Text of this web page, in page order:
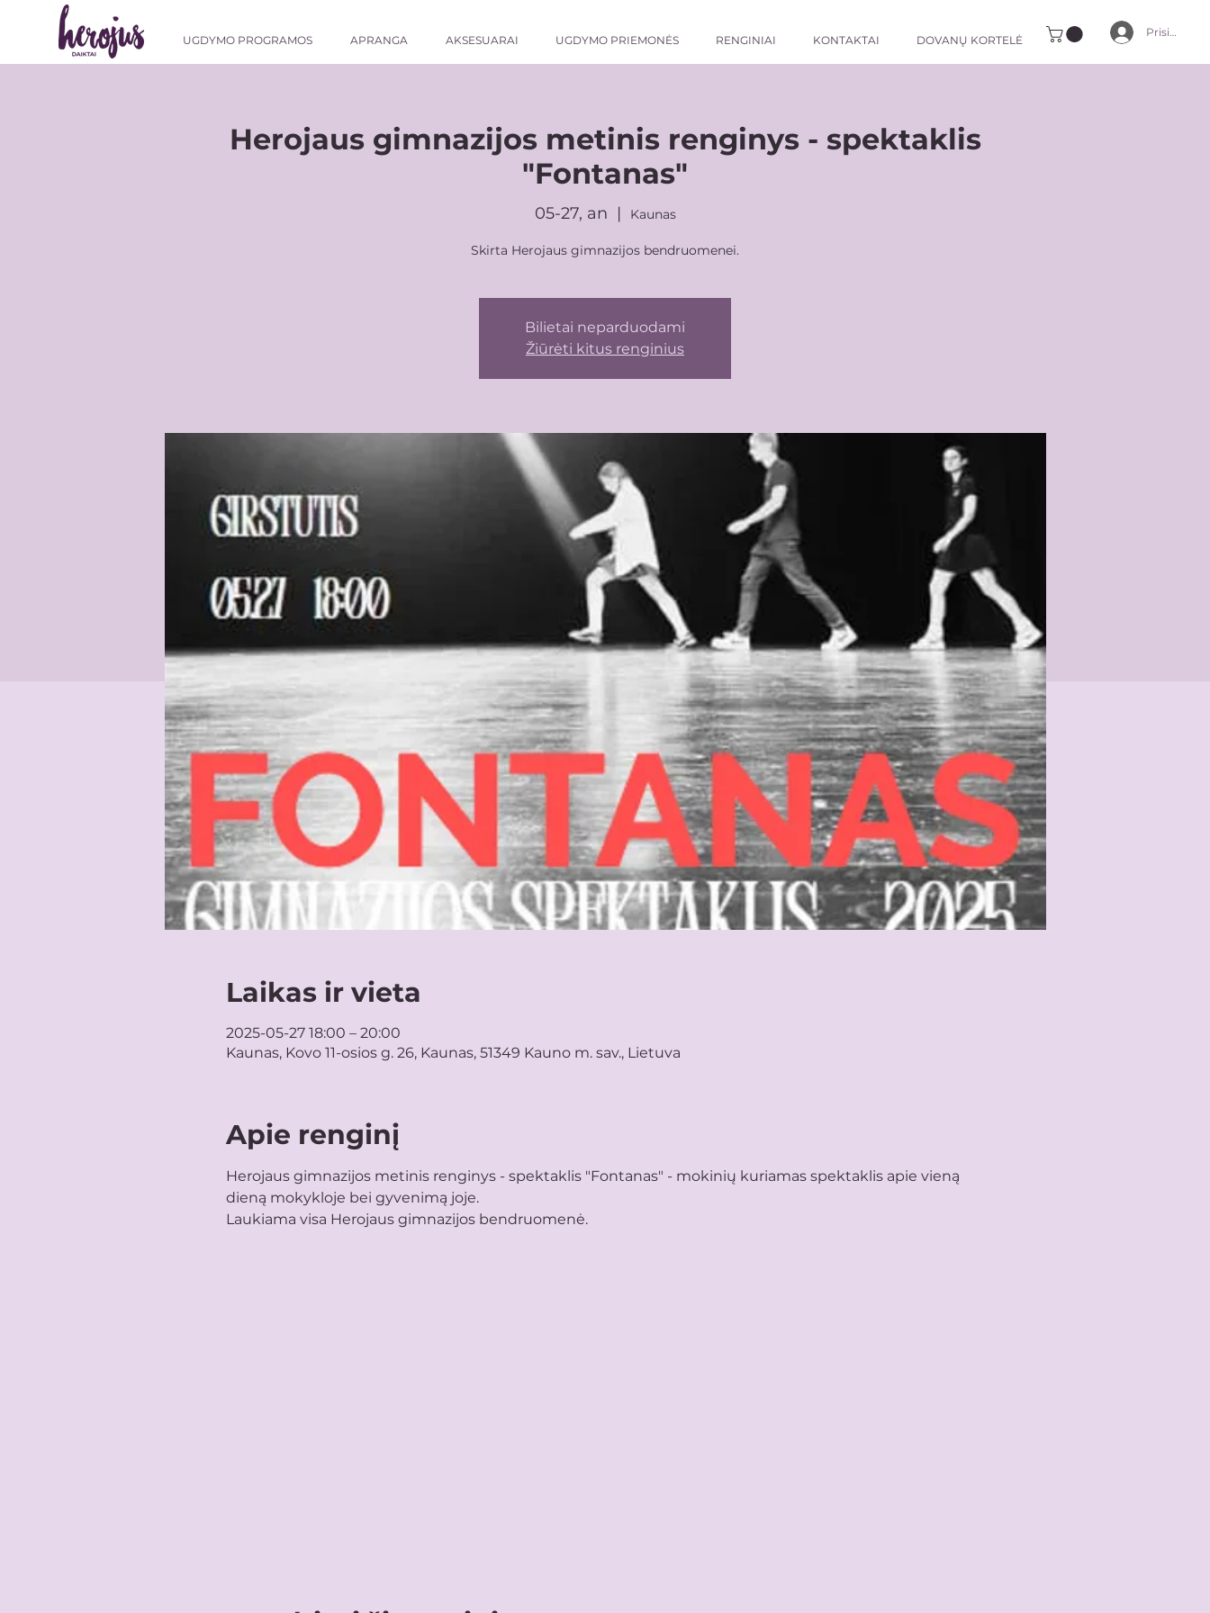
UGDYMO PROGRAMOS APRANGA AKSESUARAI UGDYMO PRIEMONĖS RENGINIAI KONTAKTAI DOVANŲ KORTELĖ
Prisijungti
Herojaus gimnazijos metinis renginys - spektaklis
"Fontanas"
05-27, an
  |
Kaunas
Skirta Herojaus gimnazijos bendruomenei.
Bilietai neparduodami
Žiūrėti kitus renginius
Laikas ir vieta
2025-05-27 18:00 – 20:00
Kaunas, Kovo 11-osios g. 26, Kaunas, 51349 Kauno m. sav., Lietuva
Apie renginį
Herojaus gimnazijos metinis renginys - spektaklis "Fontanas" - mokinių kuriamas spektaklis apie vieną
dieną mokykloje bei gyvenimą joje.
Laukiama visa Herojaus gimnazijos bendruomenė.